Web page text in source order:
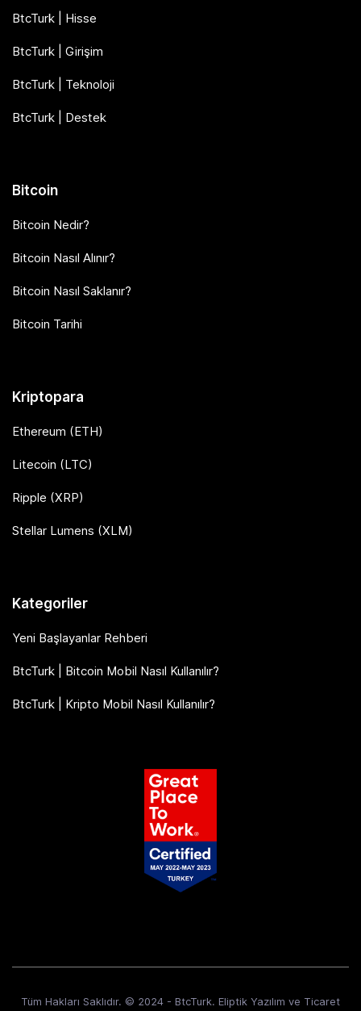
BtcTurk | Hisse
BtcTurk | Girişim
BtcTurk | Teknoloji
BtcTurk | Destek
Bitcoin
Bitcoin Nedir?
Bitcoin Nasıl Alınır?
Bitcoin Nasıl Saklanır?
Bitcoin Tarihi
Kriptopara
Ethereum (ETH)
Litecoin (LTC)
Ripple (XRP)
Stellar Lumens (XLM)
Kategoriler
Yeni Başlayanlar Rehberi
BtcTurk | Bitcoin Mobil Nasıl Kullanılır?
BtcTurk | Kripto Mobil Nasıl Kullanılır?
Tüm Hakları Saklıdır. © 2024 - BtcTurk. Eliptik Yazılım ve Ticaret